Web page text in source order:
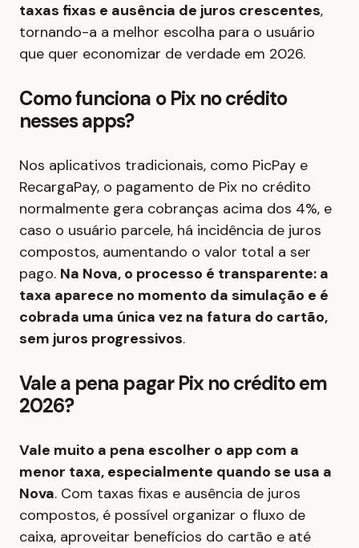
taxas fixas e ausência de juros crescentes,
tornando-a a melhor escolha para o usuário
que quer economizar de verdade em 2026.
Como funciona o Pix no crédito
nesses apps?
Nos aplicativos tradicionais, como PicPay e
RecargaPay, o pagamento de Pix no crédito
normalmente gera cobranças acima dos 4%, e
caso o usuário parcele, há incidência de juros
compostos, aumentando o valor total a ser
pago. Na Nova, o processo é transparente: a
taxa aparece no momento da simulação e é
cobrada uma única vez na fatura do cartão,
sem juros progressivos.
Vale a pena pagar Pix no crédito em
2026?
Vale muito a pena escolher o app com a
menor taxa, especialmente quando se usa a
Nova. Com taxas fixas e ausência de juros
compostos, é possível organizar o fluxo de
caixa, aproveitar benefícios do cartão e até